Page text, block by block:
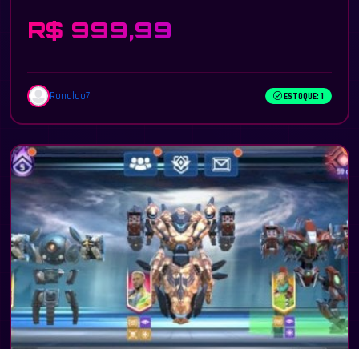
R$ 999,99
Ronaldo7 ESTOQUE: 1